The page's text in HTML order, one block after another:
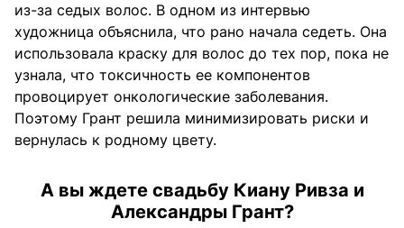
из-за седых волос. В одном из интервью
художница объяснила, что рано начала седеть. Она
использовала краску для волос до тех пор, пока не
узнала, что токсичность ее компонентов
провоцирует онкологические заболевания.
Поэтому Грант решила минимизировать риски и
вернулась к родному цвету.
А вы ждете свадьбу Киану Ривза и
Александры Грант?